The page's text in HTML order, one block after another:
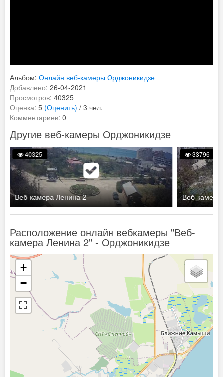
Альбом: Онлайн веб-камеры Орджоникидзе
Добавлено: 26-04-2021
Просмотров: 40325
Оценка: 5 (Оценить) / 3 чел.
Комментариев: 0
Другие веб-камеры Орджоникидзе
Веб-камера Ленина 2
40325
Веб-
33796
Расположение онлайн вебкамеры "Веб-
камера Ленина 2" - Орджоникидзе
+
−